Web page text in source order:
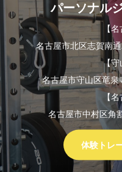
パーソナル
【
名古屋市北区志賀南
【守
名古屋市守山区竜
【
名古屋市中村区角
体験トレ